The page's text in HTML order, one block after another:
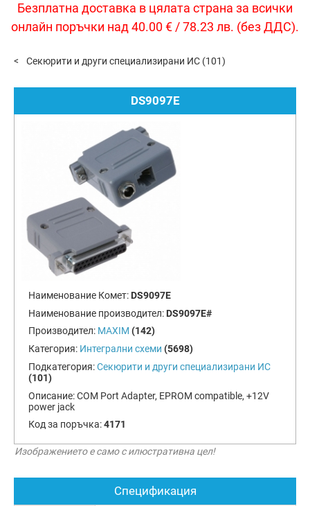
Безплатна доставка в цялата страна за всички
онлайн поръчки над 40.00 € / 78.23 лв. (без ДДС).
Секюрити и други специализирани ИС (101)
DS9097E
Наименование Комет: DS9097E
Наименование производител: DS9097E#
Производител: MAXIM (142)
Категория: Интегрални схеми (5698)
Подкатегория:Секюрити и други специализирани ИС
(101)
Описание:COM Port Adapter, EPROM compatible, +12V
power jack
Код за поръчка:4171
Изображението е само с илюстративна цел!
Спецификация